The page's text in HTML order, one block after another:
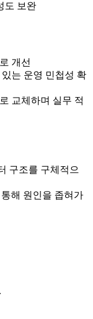
도 보완
개선
는 운영 민첩성 확
교체하며 실무 적
구조를 구체적으
해 원인을 좁혀가